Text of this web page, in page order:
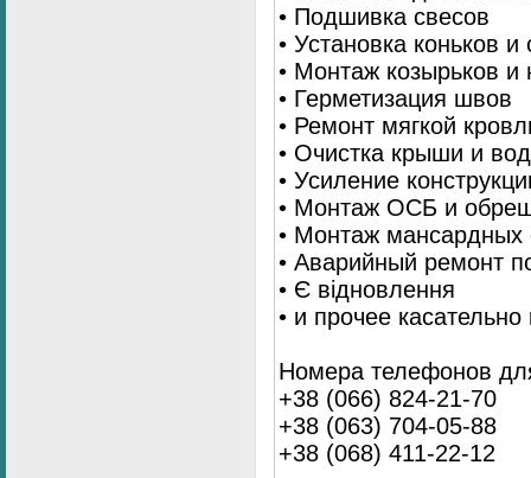
• Подшивка свесов
• Установка коньков и
• Монтаж козырьков и
• Герметизация швов
• Ремонт мягкой
• Очистка крыши и
• Усиление
• Монтаж ОСБ и
• Монтаж мансардных
• Аварийный ремонт
• Є відновлення
• и прочее
Номера телефонов
+38 (066) 824-21-70
+38 (063) 704-05-88
+38 (068) 411-22-12